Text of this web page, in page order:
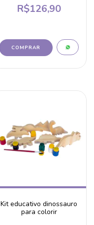
R$126,90
Kit educativo dinossauro
para colorir